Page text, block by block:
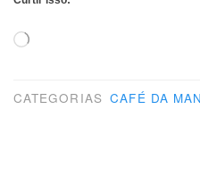
Carregando...
CATEGORIAS CAFÉ DA